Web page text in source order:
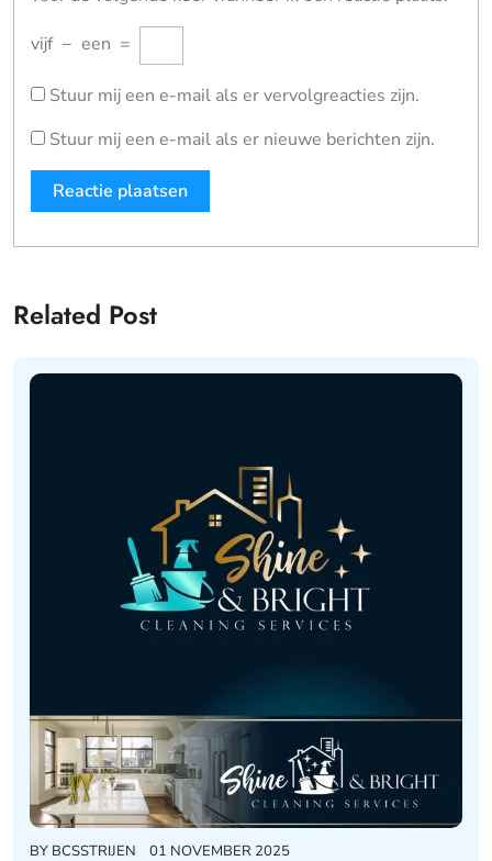
vijf − een =
Stuur mij een e-mail als er vervolgreacties zijn.
Stuur mij een e-mail als er nieuwe berichten zijn.
Related Post
BY BCSSTRIJEN 01 NOVEMBER 2025